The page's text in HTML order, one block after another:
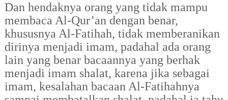
Dan hendaknya orang yang tidak mampu
membaca Al-Qur’an dengan benar,
khususnya Al-Fatihah, tidak memberanikan
dirinya menjadi imam, padahal ada orang
lain yang benar bacaannya yang berhak
menjadi imam shalat, karena jika sebagai
imam, kesalahan bacaan Al-Fatihahnya